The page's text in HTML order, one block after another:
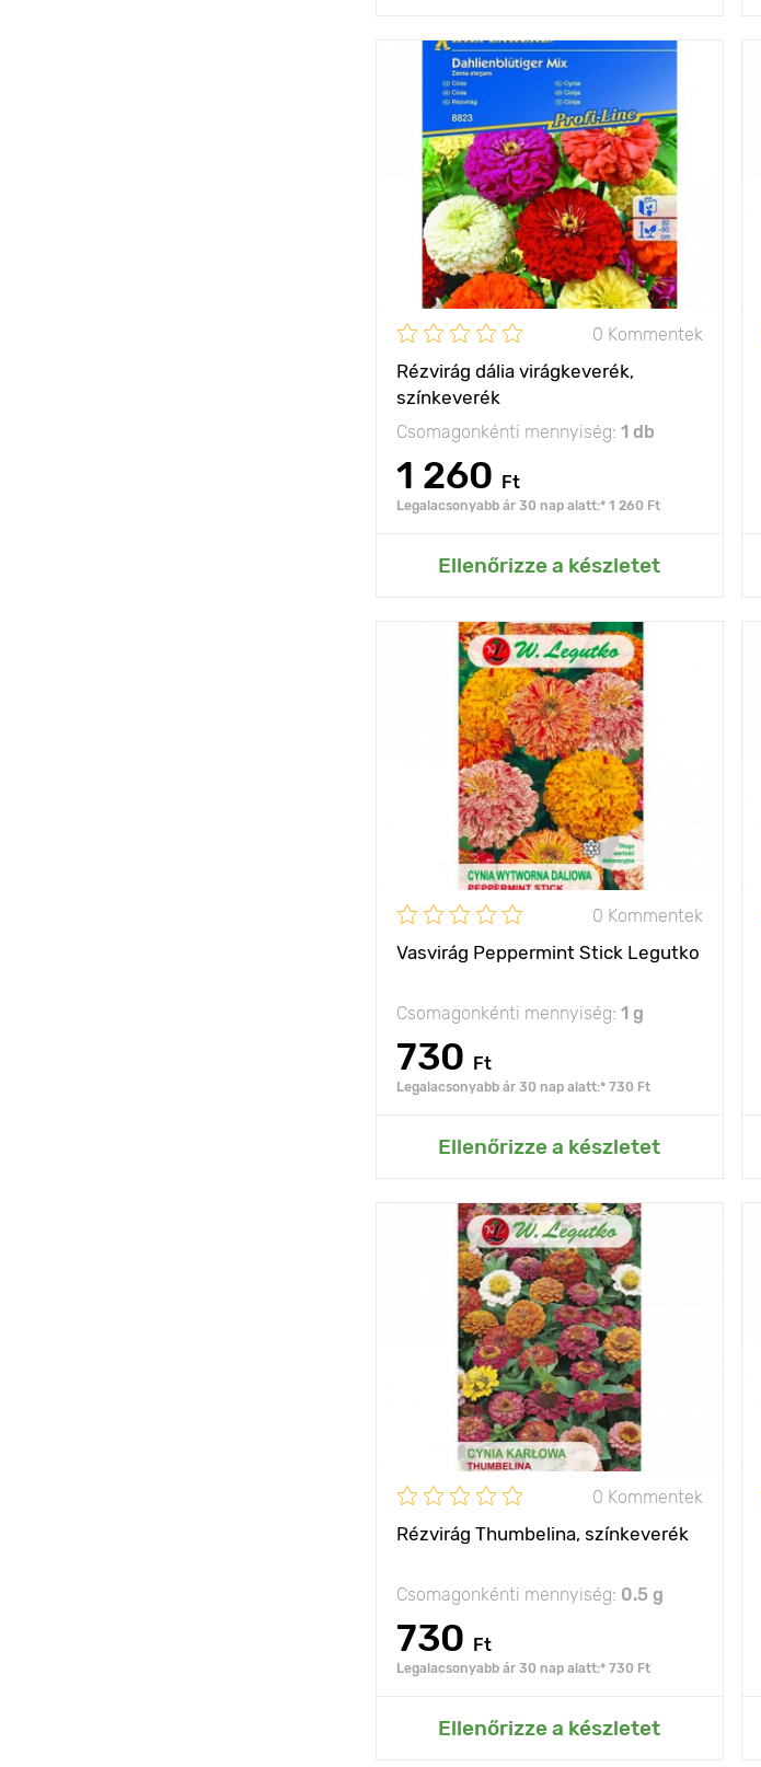
0 Kommentek
Rézvirág dália virágkeverék,
színkeverék
Csomagonkénti mennyiség: 1 db
1 260 Ft
Legalacsonyabb ár 30 nap alatt:* 1 260 Ft
Ellenőrizze a készletet
Jellemzők
Kifejlett kori
magasság
80 - 100 cm
Ültetési távolság 30 х 20 cm
Fényigény nap
Hozzáadás az Én kertemhez
0 Kommentek
Vasvirág Peppermint Stick Legutko
Csomagonkénti mennyiség: 1 g
730 Ft
Legalacsonyabb ár 30 nap alatt:* 730 Ft
Ellenőrizze a készletet
Kifejlett kori
magasság
60 - 80 cm
Ültetési távolság 20 х 30 cm
Fényigény napos hely
Hozzáadás az Én kertemhez
0 Kommentek
Rézvirág Thumbelina, színkeverék
Csomagonkénti mennyiség: 0.5 g
730 Ft
Legalacsonyabb ár 30 nap alatt:* 730 Ft
Ellenőrizze a készletet
Jellemzők
magas dekoratív
képesség
Kifejlett kori
magasság
50 - 80 cm
Ültetési távolság 20 х 30 cm
Fényigény
Hozzáadás az Én kertemhez